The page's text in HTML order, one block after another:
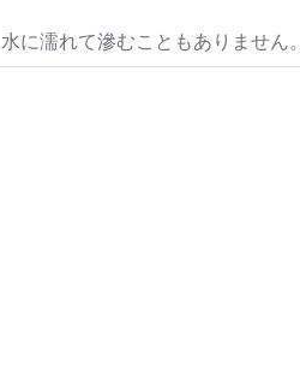
に濡れて滲むこともありません。